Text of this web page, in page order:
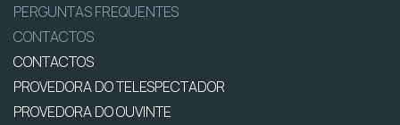
PERGUNTAS FREQUENTES
CONTACTOS
CONTACTOS
PROVEDORA DO TELESPECTADOR
PROVEDORA DO OUVINTE